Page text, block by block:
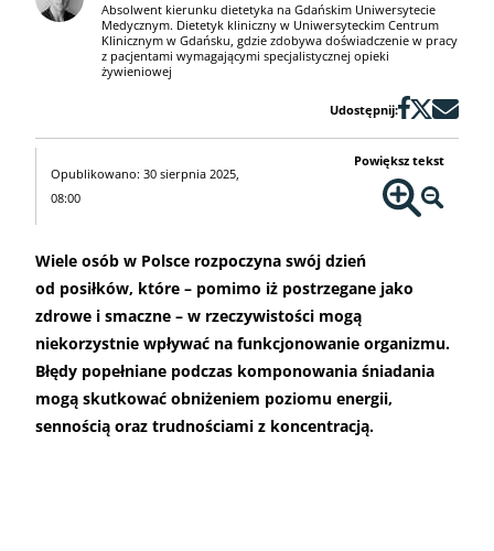
Absolwent kierunku dietetyka na Gdańskim Uniwersytecie
Medycznym. Dietetyk kliniczny w Uniwersyteckim Centrum
Klinicznym w Gdańsku, gdzie zdobywa doświadczenie w pracy
z pacjentami wymagającymi specjalistycznej opieki
żywieniowej
Udostępnij:
Opublikowano: 30 sierpnia 2025,
08:00
Powiększ tekst
Wiele osób w Polsce rozpoczyna swój dzień
od posiłków, które – pomimo iż postrzegane jako
zdrowe i smaczne – w rzeczywistości mogą
niekorzystnie wpływać na funkcjonowanie organizmu.
Błędy popełniane podczas komponowania śniadania
mogą skutkować obniżeniem poziomu energii,
sennością oraz trudnościami z koncentracją.